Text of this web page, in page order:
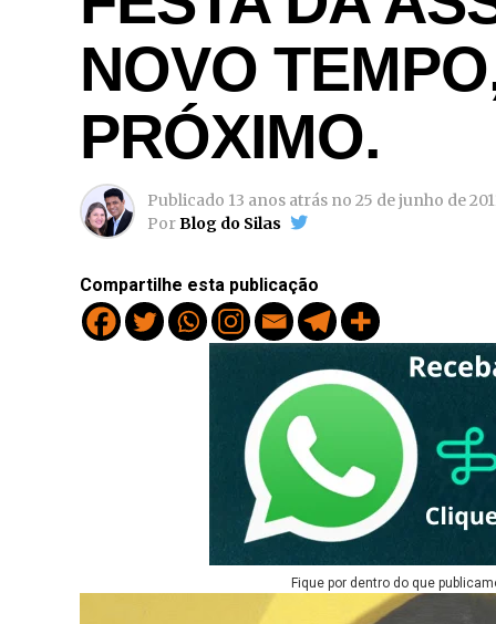
NOVO
PRÓXIMO.
Publicado 13 anos atrás no 25 de junho de
PorBlog do Silas
Compartilhe esta publicação
Fique por dentro do que